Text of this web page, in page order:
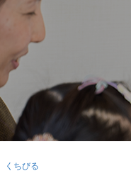
くちびる